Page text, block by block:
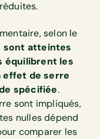
selon le
sont atteintes
équilibrent les
effet de serre
spécifiée.
sont impliqués,
nulles dépend
comparer les